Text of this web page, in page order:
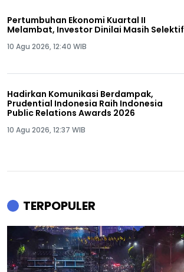
Pertumbuhan Ekonomi Kuartal II
Melambat, Investor Dinilai Masih Selektif
10 Agu 2026, 12:40 WIB
Hadirkan Komunikasi Berdampak,
Prudential Indonesia Raih Indonesia
Public Relations Awards 2026
10 Agu 2026, 12:37 WIB
TERPOPULER